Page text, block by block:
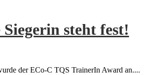
steht fest!
der ECo-C TQS TrainerIn Award an....